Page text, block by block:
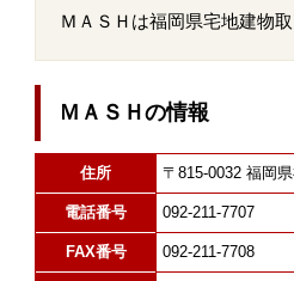
ＭＡＳＨは福岡県宅地建物
ＭＡＳＨの情報
住所 〒815-0032 福岡
電話番号 092-211-7707
FAX番号 092-211-7708